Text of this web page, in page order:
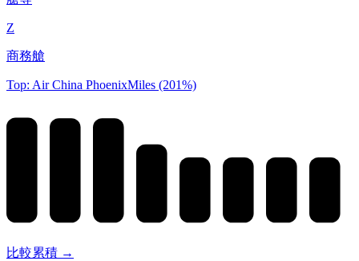
Z
商務艙
Top: Air China PhoenixMiles (201%)
比較累積 →